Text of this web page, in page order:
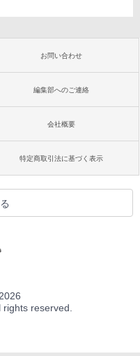
お問い合わせ
編集部へのご連絡
会社概要
特定商取引法に基づく表示
rights reserved.